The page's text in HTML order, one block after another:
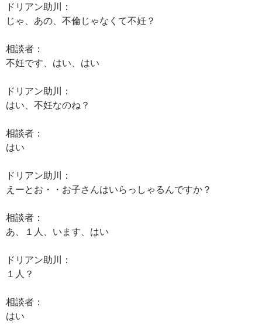
ドリアン助川：
じゃ、あの、不倫じゃなくて不妊？
相談者：
不妊です、はい、はい
ドリアン助川：
はい、不妊なのね？
相談者：
はい
ドリアン助川：
えーとお・・お子さんはいらっしゃるんですか？
相談者：
あ、１人、います、はい
ドリアン助川：
１人？
相談者：
はい